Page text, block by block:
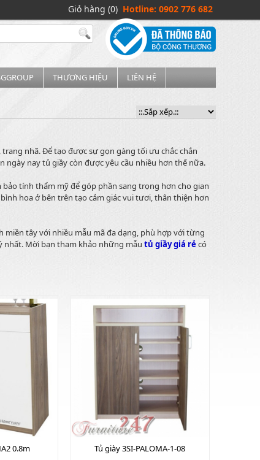
Giỏ hàng (0) Hotline: 0902 776 682
THƯƠNG HIỆU LIÊN HỆ
nhã. Để tạo được sự gọn gàng tối ưu chắc chắn
ngày nay tủ giầy còn được yêu cầu nhiều hơn thế nữa.
tính thẩm mỹ để góp phần sang trọng hơn cho gian
hoa ở bên trên tạo cảm giác vui tươi, thân thiện hơn
miền tây với nhiều mẫu mã đa dạng, phù hợp với từng
nhất. Mời bạn tham khảo những mẫu tủ giầy giá rẻcó
0.8m
Tủ giày 3SI-PALOMA-1-08